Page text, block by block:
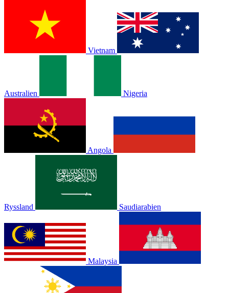
Vietnam
Australien Nigeria
Angola
Ryssland Saudiarabien
Malaysia